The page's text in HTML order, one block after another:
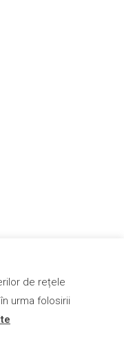
de rețele
urma folosirii